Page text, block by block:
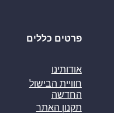
פרטים כללים
אודותינו
חוויית הבישול
החדשה
תקנון האתר